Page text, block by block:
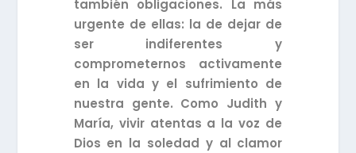
también obligaciones. La más
urgente de ellas: la de dejar de
ser indiferentes y
comprometernos activamente
en la vida y el sufrimiento de
nuestra gente. Como Judith y
María, vivir atentas a la voz de
Dios en la soledad y al clamor